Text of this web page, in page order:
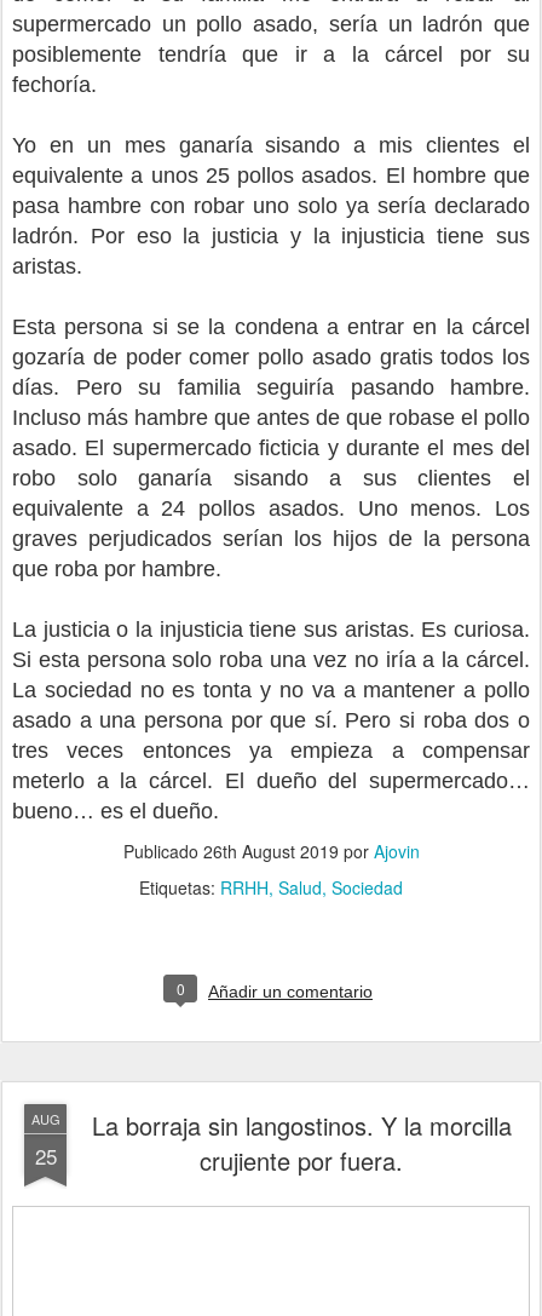
supermercado un pollo asado, sería un ladrón que
posiblemente tendría que ir a la cárcel por su
fechoría.
Yo en un mes ganaría sisando a mis clientes el
equivalente a unos 25 pollos asados. El hombre que
pasa hambre con robar uno solo ya sería declarado
ladrón. Por eso la justicia y la injusticia tiene sus
aristas.
Esta persona si se la condena a entrar en la cárcel
gozaría de poder comer pollo asado gratis todos los
días. Pero su familia seguiría pasando hambre.
Incluso más hambre que antes de que robase el pollo
asado. El supermercado ficticia y durante el mes del
robo solo ganaría sisando a sus clientes el
equivalente a 24 pollos asados. Uno menos. Los
graves perjudicados serían los hijos de la persona
que roba por hambre.
La justicia o la injusticia tiene sus aristas. Es curiosa.
Si esta persona solo roba una vez no iría a la cárcel.
La sociedad no es tonta y no va a mantener a pollo
asado a una persona por que sí. Pero si roba dos o
tres veces entonces ya empieza a compensar
meterlo a la cárcel. El dueño del supermercado…
bueno… es el dueño.
Publicado 26th August 2019 por Ajovin
Etiquetas: RRHH Salud Sociedad
0 Añadir un comentario
AUG
25
La borraja sin langostinos. Y la morcilla
crujiente por fuera.